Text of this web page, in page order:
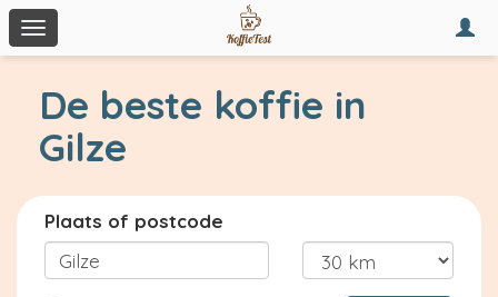
Toggle
navigation
De beste koffie in
Gilze
Plaats of postcode